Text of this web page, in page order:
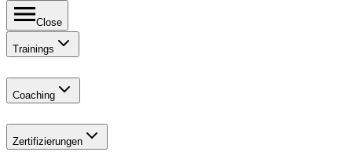
Close
Trainings
Coaching
Zertifizierungen